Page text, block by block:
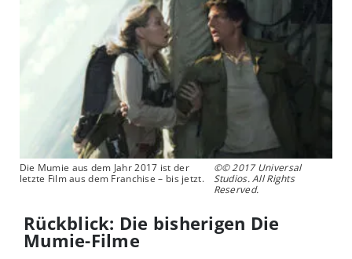
Die Mumie aus dem Jahr 2017 ist der
letzte Film aus dem Franchise – bis jetzt.
©© 2017 Universal
Studios. All Rights
Reserved.
Rückblick: Die bisherigen Die
Mumie-Filme